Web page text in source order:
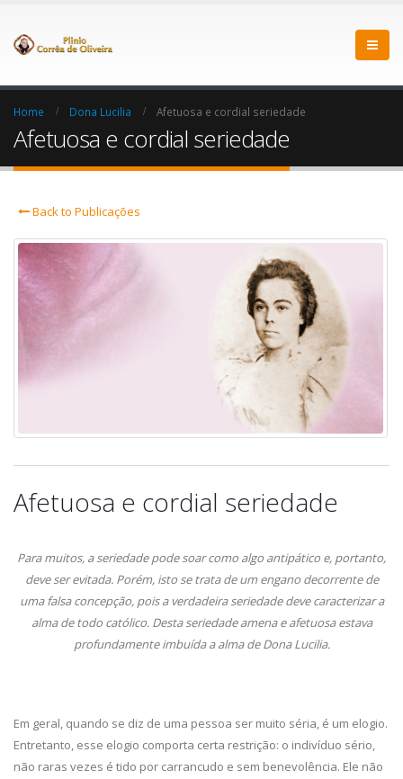
Home Dona Lucilia Afetuosa e cordial seriedade
Afetuosa e cordial seriedade
Back to Publicações
Afetuosa e cordial seriedade
Para muitos, a seriedade pode soar como algo antipático e, portanto,
deve ser evitada. Porém, isto se trata de um engano decorrente de
uma falsa concepção, pois a verdadeira seriedade deve caracterizar a
alma de todo católico. Desta seriedade amena e afetuosa estava
profundamente imbuída a alma de Dona Lucilia.
Em geral, quando se diz de uma pessoa ser muito séria, é um elogio.
Entretanto, esse elogio comporta certa restrição: o indivíduo sério,
não raras vezes é tido por carrancudo e sem benevolência. Ele não